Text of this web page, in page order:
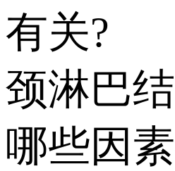
有关?
颈淋巴
哪些因